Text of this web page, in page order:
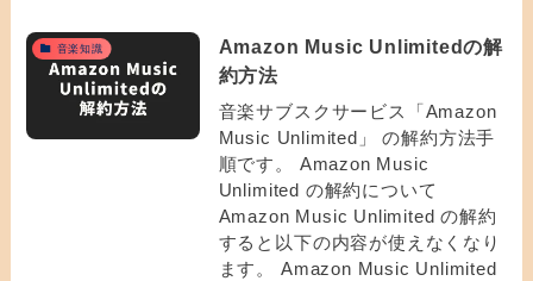
音楽知識
Amazon Music Unlimitedの解
約方法
音楽サブスクサービス「Amazon
Music Unlimited」 の解約方法手
順です。 Amazon Music
Unlimited の解約について
Amazon Music Unlimited の解約
すると以下の内容が使えなくなり
ます。 Amazon Music Unlimited